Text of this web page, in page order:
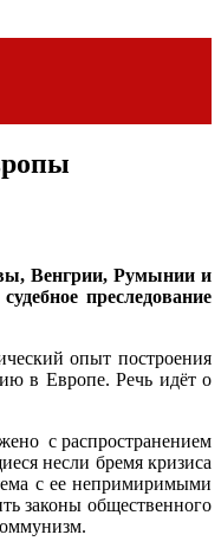
Венгрии, Румынии и
преследование
опыт построения
в Европе. Речь идёт о
с распространением
несли бремя кризиса
с ее непримиримыми
законы общественного